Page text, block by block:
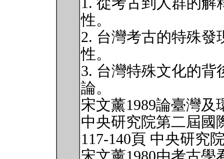
性。
2. 台灣考古的特殊發
性。
3. 台灣特殊文化的背
論。
宋文薰1989論臺灣
中央研究院第二屆國
117-140頁 中央研究